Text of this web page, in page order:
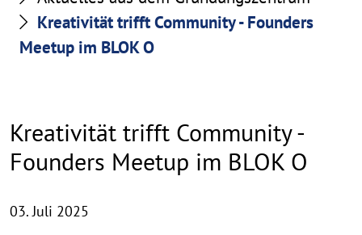
Kreativität trifft Community - Founders
Meetup im BLOK O
Kreativität trifft Community -
Founders Meetup im BLOK O
03. Juli 2025